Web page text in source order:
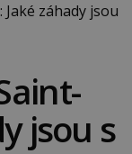
záhady jsou
jsou s